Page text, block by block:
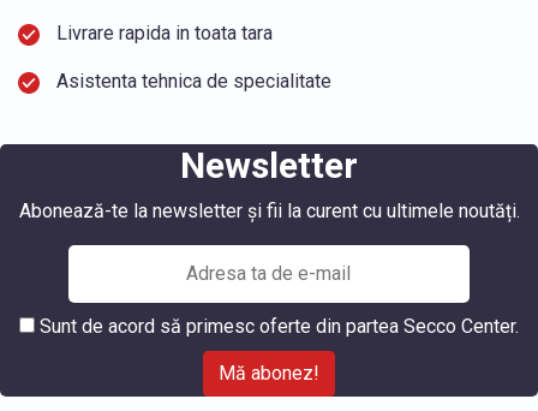
Livrare rapida in toata tara
Asistenta tehnica de specialitate
Newsletter
Abonează-te la newsletter și fii la curent cu ultimele noutăți.
Sunt de acord să primesc oferte din partea Secco Center.
Mă abonez!